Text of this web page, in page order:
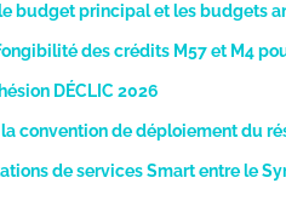
budget principal et les budgets
des crédits M57 et M4
DÉCLIC 2026
convention de déploiement du
de services Smart entre le